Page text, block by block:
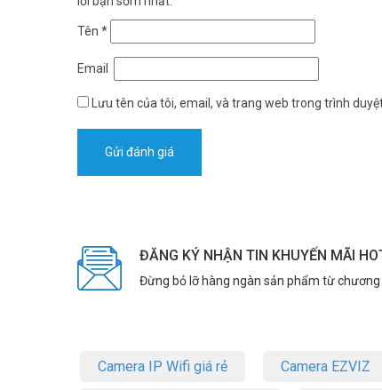
Tên *
Email
Lưu tên của tôi, email, và trang web trong trình
ĐĂNG KÝ NHẬN TIN KHUYẾN MÃI
Đừng bỏ lỡ hàng ngàn sản phẩm từ
Camera IP Wifi giá rẻ Camera EZVIZ